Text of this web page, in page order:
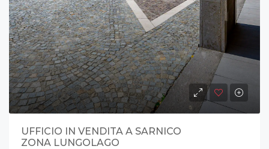
UFFICIO IN VENDITA A SARNICO
ZONA LUNGOLAGO